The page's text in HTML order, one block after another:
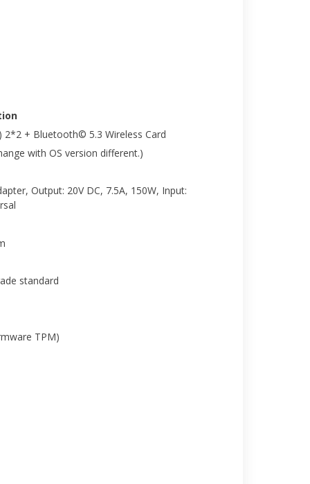
2*2 + Bluetooth© 5.3 Wireless Card
with OS version different.)
Output: 20V DC, 7.5A, 150W, Input:
standard
TPM)